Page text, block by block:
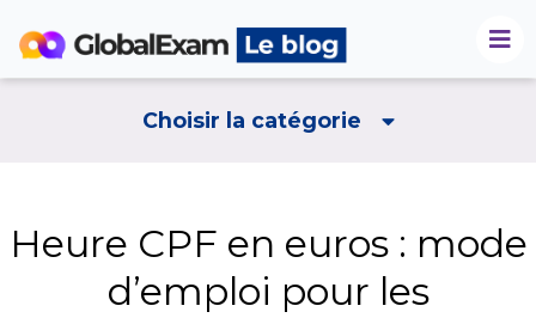
Choisir la catégorie
Heure CPF en euros : mode
d’emploi pour les